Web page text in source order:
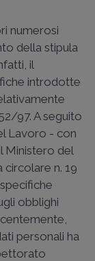
numerosi
della stipula
il
introdotte
97. A seguito
Lavoro - con
Ministero del
circolare n. 19
obblighi
personali ha